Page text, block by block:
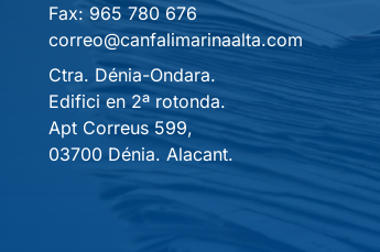
Fax: 965 780 676
correo@canfalimarinaalta.com
Ctra. Dénia-Ondara.
Edifici en 2ª rotonda.
Apt Correus 599,
03700 Dénia. Alacant.